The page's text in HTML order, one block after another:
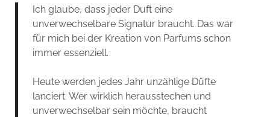
Ich glaube, dass jeder Duft eine
unverwechselbare Signatur braucht. Das war
für mich bei der Kreation von Parfums schon
immer essenziell.
Heute werden jedes Jahr unzählige Düfte
lanciert. Wer wirklich herausstechen und
unverwechselbar sein möchte, braucht